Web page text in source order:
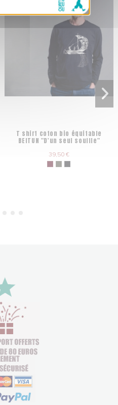
T shirt coton bio équitable
BEITUN "D'un seul souffle"
39,50 €